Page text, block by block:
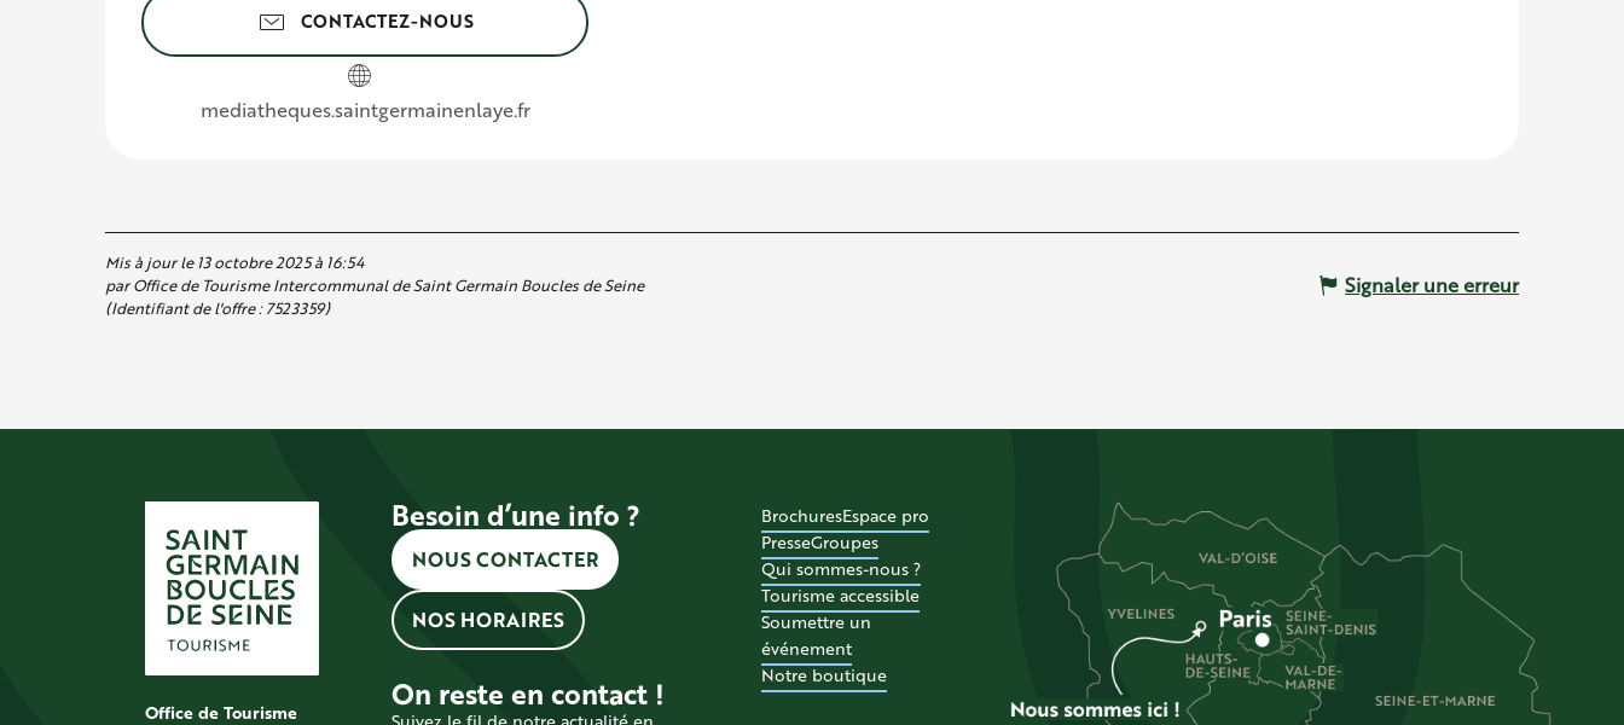
CONTACTEZ-NOUS
mediatheques.saintgermainenlaye.fr
Mis à jour le 13 octobre 2025 à 16:54
par Office de Tourisme Intercommunal de Saint Germain Boucles de Seine
(Identifiant de l'offre :7523359)
Signaler une erreur
Office de Tourisme
Besoin d’une info ?
NOUS CONTACTER
NOS HORAIRES
On reste en contact !
Suivez le fil de notre actualité en
BrochuresEspace pro
PresseGroupes
Qui sommes-nous ?
Tourisme accessible
Soumettre un
événement
Notre boutique